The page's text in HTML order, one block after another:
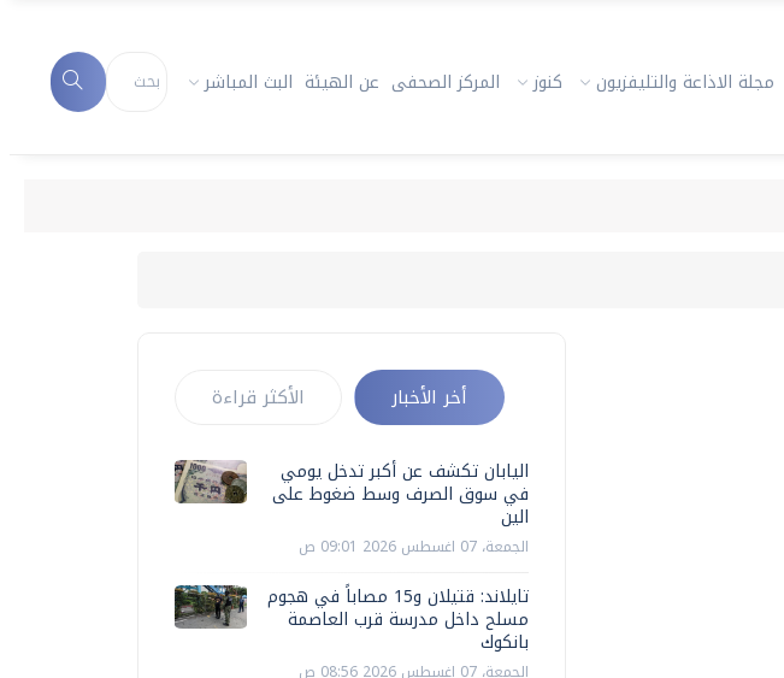
مجلة الاذاعة والتليفزيون كنوز المركز الصحفى عن الهيئة البث المباشر
أخر الأخبار الأكثر قراءة
اليابان تكشف عن أكبر تدخل يومي
في سوق الصرف وسط ضغوط على
الين
الجمعة، 07 اغسطس 2026 09:01 ص
تايلاند: قتيلان و15 مصاباً في هجوم
مسلح داخل مدرسة قرب العاصمة
بانكوك
الجمعة، 07 اغسطس 2026 08:56 ص